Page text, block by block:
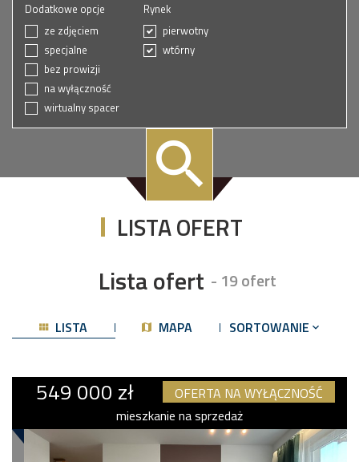
Dodatkowe opcje
ze zdjęciem
specjalne
bez prowizji
na wyłączność
wirtualny spacer
Rynek
pierwotny
wtórny
LISTA OFERT
Lista ofert - 19 ofert
LISTA MAPA SORTOWANIE
549 000 zł
OFERTA NA WYŁĄCZNOŚĆ
mieszkanie na sprzedaż